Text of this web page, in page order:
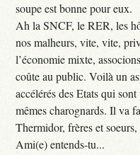
soupe est bonne pour eux.
Ah la SNCF, le RER, les
nos malheurs, vite, vite,
l’économie mixte,
coûte au public. Voilà un
accélérés des Etats qui
mêmes charognards. Il va
Thermidor, frères et
Ami(e) entends-tu...